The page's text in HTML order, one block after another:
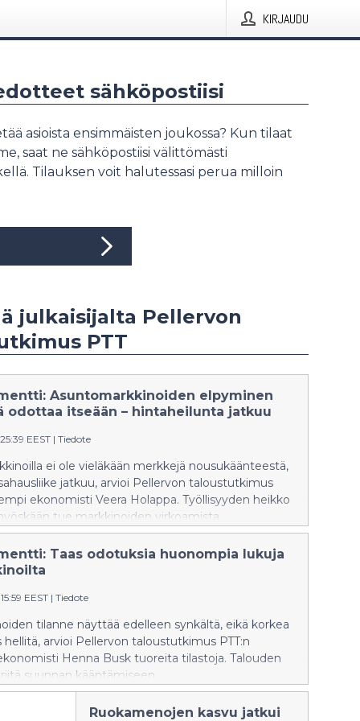
KIRJAUDU
sähköpostiisi
asioista ensimmäisten joukossa? Kun tilaat
saat ne sähköpostiisi välittömästi
Tilauksen voit halutessasi perua milloin
julkaisijalta Pellervon
PTT
Asuntomarkkinoiden elpyminen
odottaa itseään – hintaheilunta jatkuu
EEST | Tiedote
ei ole vieläkään merkkejä nousukäänteestä,
jatkuu, arvioi Pellervon taloustutkimus
ekonomisti Veera Holappa. Työllisyyden heikko
tue markkinoiden virkoamista.
Taas odotuksia huonompia lukuja
EEST | Tiedote
tilanne näyttää edelleen synkältä, eikä korkea
arvioi Pellervon taloustutkimus PTT:n
Henna Busk tuoreita tilastoja. Talouden
suunnan kääntämiseen.
Ruokamenojen kasvu jatkui